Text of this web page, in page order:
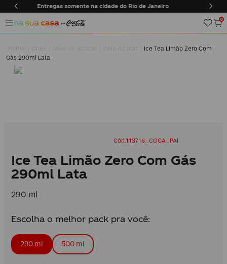
de Janeiro Frete Grátis em compras acima de R$170
0
Ice Tea Limão Zero Com
Gás 290ml Lata
113716_COCA_PAI
Ice Tea Limão Zero Com Gás
290ml Lata
290 ml
Escolha o melhor pack pra você:
290 ml 500 ml